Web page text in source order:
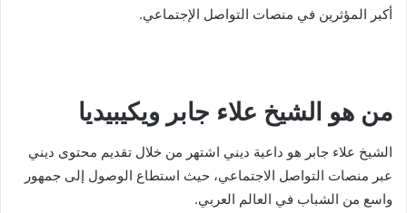
أكبر المؤثرين في منصات التواصل الإجتماعي.
من هو الشيخ علاء جابر ويكيبيديا
الشيخ علاء جابر هو داعية ديني اشتهر من خلال تقديم محتوى ديني
عبر منصات التواصل الاجتماعي، حيث استطاع الوصول إلى جمهور
واسع من الشباب في العالم العربي.